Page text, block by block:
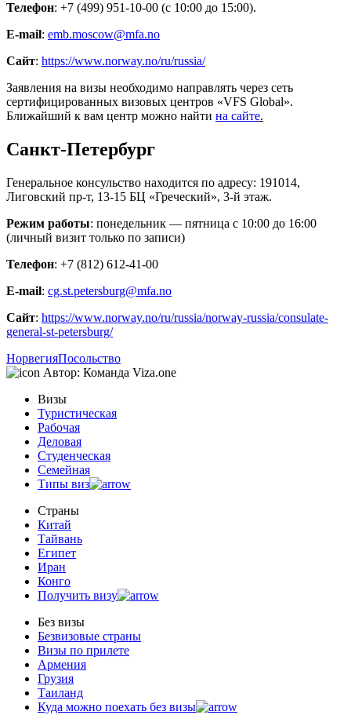
Телефон: +7 (499) 951-10-00 (с 10:00 до 15:00).
E-mail: emb.moscow@mfa.no
Сайт: https://www.norway.no/ru/russia/
Заявления на визы необходимо направлять через сеть
сертифицированных визовых центров «VFS Global».
Ближайший к вам центр можно найти на сайте.
Санкт-Петербург
Генеральное консульство находится по адресу: 191014,
Лиговский пр-т, 13-15 БЦ «Греческий», 3-й этаж.
Режим работы: понедельник — пятница с 10:00 до 16:00
(личный визит только по записи)
Телефон: +7 (812) 612-41-00
E-mail: cg.st.petersburg@mfa.no
Сайт: https://www.norway.no/ru/russia/norway-russia/consulate-
general-st-petersburg/
НорвегияПосольство
Автор: Команда Viza.one
Визы
Туристическая
Рабочая
Деловая
Студенческая
Семейная
Типы виз
Страны
Китай
Тайвань
Египет
Иран
Конго
Получить визу
Без визы
Безвизовые страны
Визы по прилете
Армения
Грузия
Таиланд
Куда можно поехать без визы